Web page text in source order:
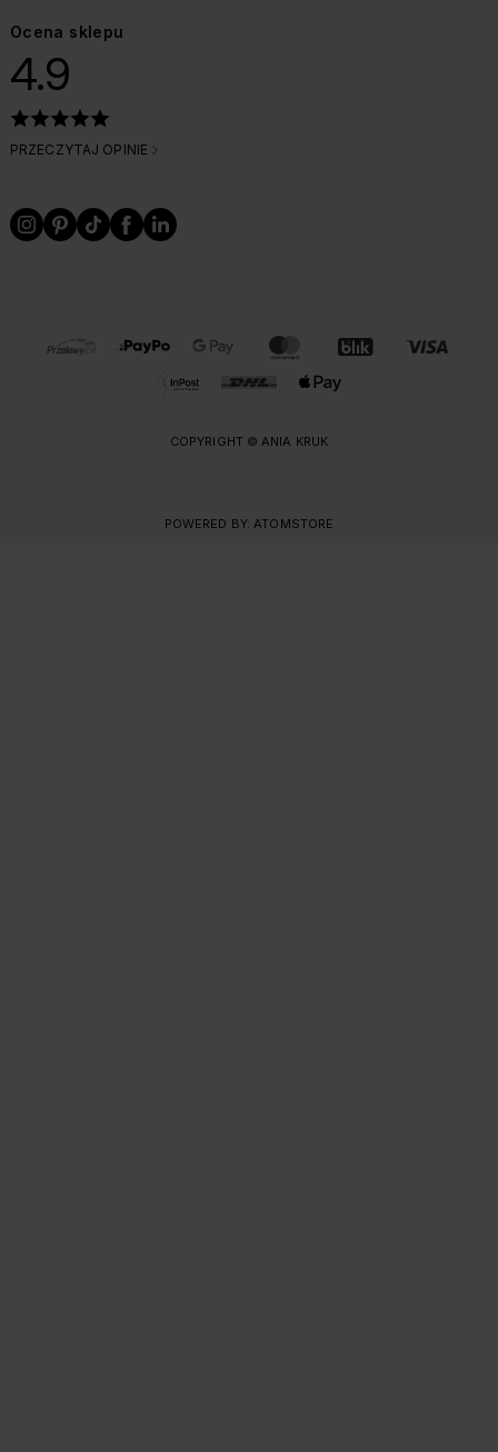
Ocena sklepu
4.9
PRZECZYTAJ OPINIE
OBSŁUGIWANE FORMY PŁATNOŚCI I DOSTAWY
COPYRIGHT © ANIA KRUK
POWERED BY: ATOMSTORE